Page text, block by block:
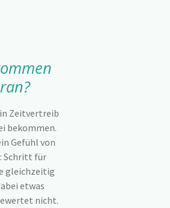
Zeitvertreib
bekommen.
Gefühl von
Schritt für
gleichzeitig
etwas
nicht.